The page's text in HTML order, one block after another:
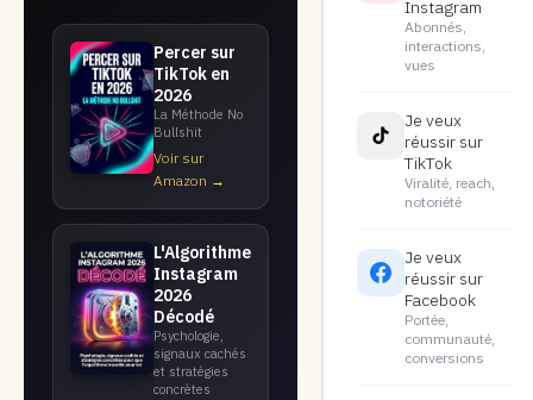
Percer sur
TikTok en
2026
La Méthode No
Bullshit
Voir sur
Amazon →
L'Algorithme
Instagram
2026
Décodé
Psychologie,
signaux cachés
et stratégies
concrètes
Instagram
Abonnés,
interactions,
vues
Je veux
réussir sur
TikTok
Viralité, reach,
notoriété
Je veux
réussir sur
Facebook
Portée,
communauté,
conversions